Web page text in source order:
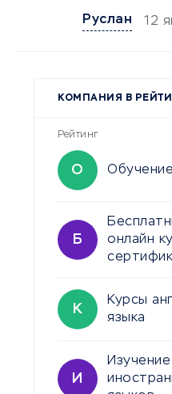
Руслан
12
КОМПАНИЯ В
Рейтинг
О
Б
онлайн
К
Курсы
языка
И
Изучение